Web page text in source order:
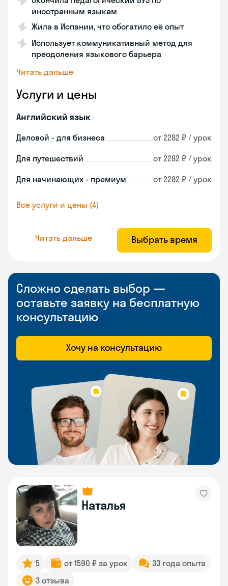
иностранным языкам
Жила в Испании, что обогатило её опыт
Использует коммуникативный метод для
преодоления языкового барьера
Читать дальше
Услуги и цены
Английский язык
Деловой - для бизнеса от 2282 ₽ / урок
Для путешествий от 2282 ₽ / урок
Для начинающих - премиум от 2282 ₽ / урок
Все услуги и цены (4)
Читать дальше Выбрать время
Сложно сделать выбор —
оставьте заявку на бесплатную
консультацию
Хочу на консультацию
Наталья
5 от 1590 ₽ за урок
33 года опыта
3 отзыва